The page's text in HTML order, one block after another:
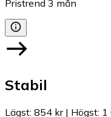
Pristrend 3 mån
Stabil
Lägst: 854 kr| Högst: 1